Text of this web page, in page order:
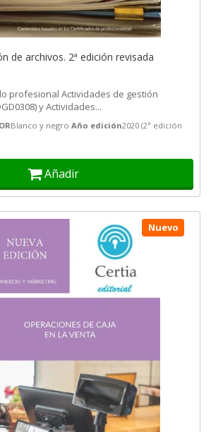
de archivos. 2ª edición revisada
profesional Actividades de gestión
y Actividades...
Blanco y negro Año edición2020 (2ª edición
Añadir
Nuevo